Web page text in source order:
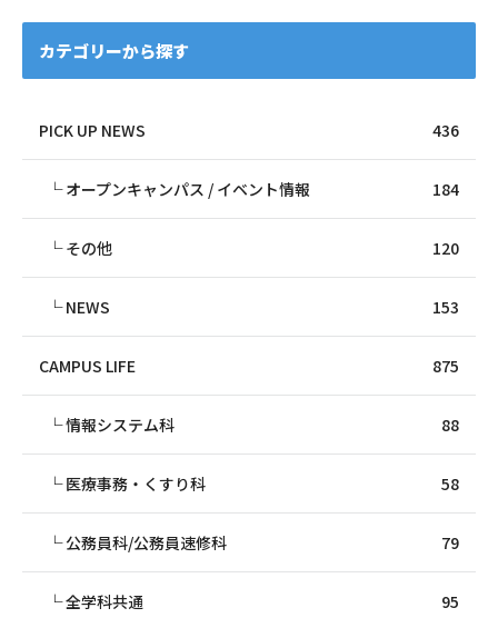
カテゴリーから探す
PICK UP NEWS 436
オープンキャンパス / イベント情報 184
その他 120
NEWS 153
CAMPUS LIFE 875
情報システム科 88
医療事務・くすり科 58
公務員科/公務員速修科 79
全学科共通 95